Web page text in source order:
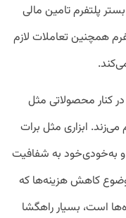
پلتفرم تامین مالی
همچنین تعاملات لازم
کنار محصولاتی مثل
می‌زند. ابزاری مثل برات
به‌خودی‌خود به شفافیت
کاهش هزینه‌ها که
است، بسیار راهگشا